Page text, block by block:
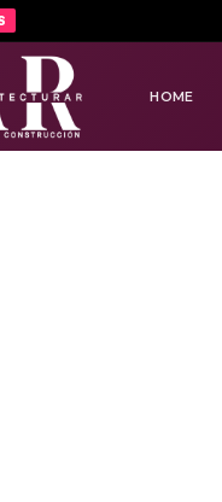
HOME